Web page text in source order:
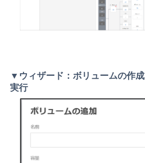
▼ウィザード：ボリュームの作
実行